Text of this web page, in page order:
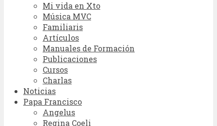
Mi vida en Xto
Música MVC
Familiaris
Artículos
Manuales de Formación
Publicaciones
Cursos
Charlas
Noticias
Papa Francisco
Angelus
Regina Coeli